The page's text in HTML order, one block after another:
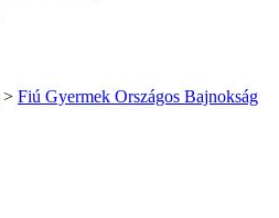
> Fiú Gyermek Országos Bajnokság